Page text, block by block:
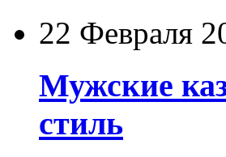
22 Февраля
Мужские
стиль